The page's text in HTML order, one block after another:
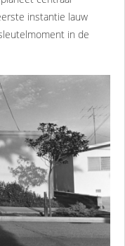
instantie lauw
in de